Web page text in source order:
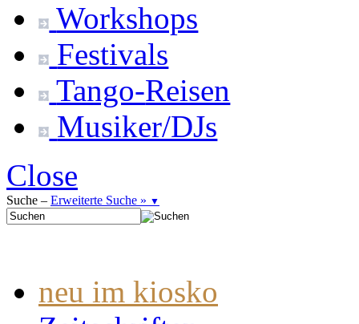
Workshops
Festivals
Tango-Reisen
Musiker/DJs
Close
Suche – Erweiterte Suche » ▼
neu im kiosko